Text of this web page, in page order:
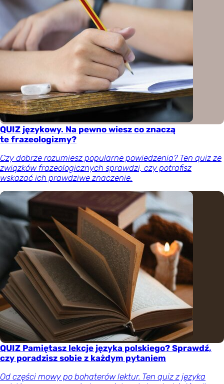
QUIZ językowy. Na pewno wiesz co znaczą
te frazeologizmy?
Czy dobrze rozumiesz popularne powiedzenia? Ten quiz ze
związków frazeologicznych sprawdzi, czy potrafisz
wskazać ich prawdziwe znaczenie.
QUIZ Pamiętasz lekcje języka polskiego? Sprawdź,
czy poradzisz sobie z każdym pytaniem
Od części mowy po bohaterów lektur. Ten quiz z języka